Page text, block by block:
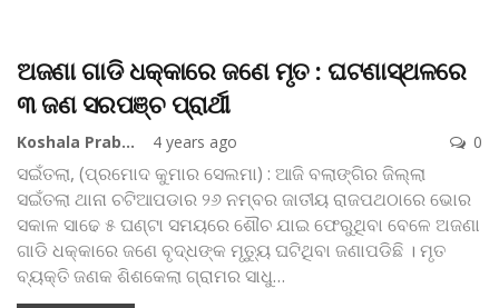
ଅଜଣା ଗାଡି ଧକ୍କାରେ ଜଣେ ମୃତ : ଘଟଣାସ୍ଥଳରେ
୩ ଜଣ ସରପଞ୍ଚ ପ୍ରାର୍ଥୀ
Koshala Prabaha 4 years ago 0
ସଇଁତଲା, (ପ୍ରମୋଦ କୁମାର ସେଲମା) : ଆଜି ବଲାଙ୍ଗିର ଜିଲ୍ଲା
ସଇଁତଲା ଥାନା ଚଟିଆପଡାର ୨୬ ନମ୍ବର ଜାତୀୟ ରାଜପଥଠାରେ ଭୋର
ସକାଳ ସାଢେ ୫ ଘଣ୍ଟା ସମୟରେ ଶୌଚ ଯାଇ ଫେରୁଥିବା ବେଳେ ଅଜଣା
ଗାଡି ଧକ୍କାରେ ଜଣେ ବୃଦ୍ଧଙ୍କ ମୃତ୍ୟୁ ଘଟିଥିବା ଜଣାପଡିଛି । ମୃତ
ବ୍ୟକ୍ତି ଜଣକ ଶିଶକେଲା ଗ୍ରାମର ସାଧୁ…